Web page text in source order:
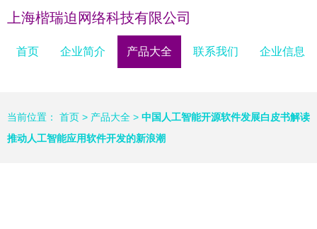
上海楷瑞迫网络科技有限公司
首页 企业简介 产品大全 联系我们 企业信息
当前位置： 首页 > 产品大全 > 中国人工智能开源软件发展白皮书解读
推动人工智能应用软件开发的新浪潮